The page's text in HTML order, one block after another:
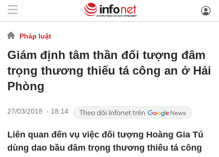
Pháp luật
Giám định tâm thần đối tượng đâm
trọng thương thiếu tá công an ở Hải
Phòng
27/03/2018 - 18:14
Liên quan đến vụ việc đối tượng Hoàng Gia Tú
dùng dao bầu đâm trọng thương thiếu tá công